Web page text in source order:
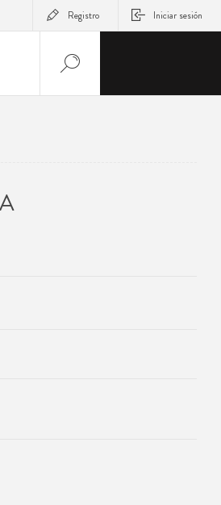
Registro Iniciar sesión